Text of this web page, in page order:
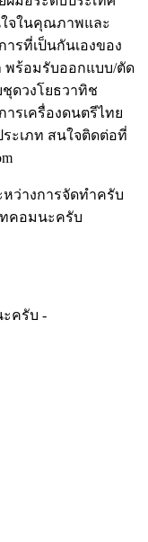
จในคุณภาพและ
ารที่เป็นกันเองของ
พร้อมรับออกแบบ/ตัด
ชุดวงโยธวาทิช
ารเครื่องดนตรีไทย
ะเภท สนใจติดต่อที่
ว่างการจัดทำครับ
คอมนะครับ
ะครับ -